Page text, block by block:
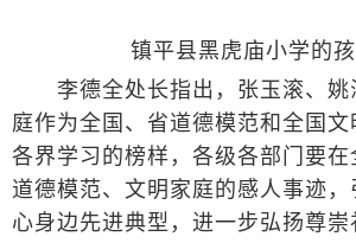
镇平县黑虎庙小学的孩
李德全处长指出，张玉滚、姚
庭作为全国、省道德模范和全国
各界学习的榜样，各级各部门要
道德模范、文明家庭的感人事迹
心身边先进典型，进一步弘扬尊